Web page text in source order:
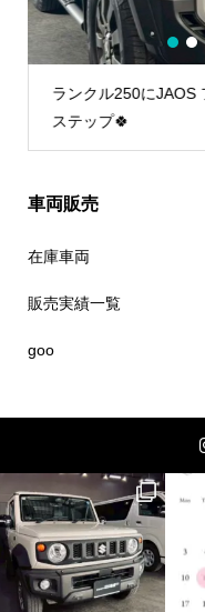
ランクル250にJAOS
ステップ🍀
1 2
車両販売
在庫車両
販売実績一覧
goo